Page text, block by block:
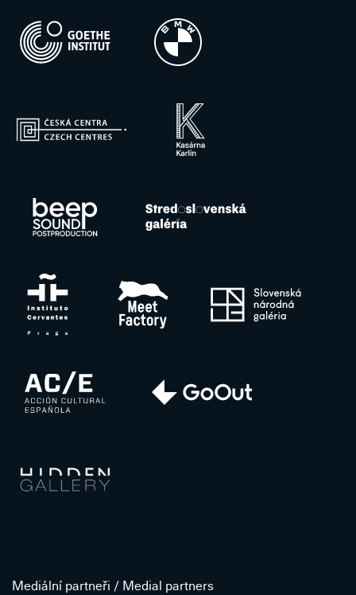
Mediální partneři / Medial partners